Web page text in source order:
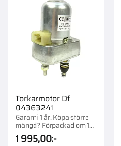
Torkarmotor Df
04363241
Garanti 1 år. Köpa större
mängd? Förpackad om 1
st.
1 995,00:-